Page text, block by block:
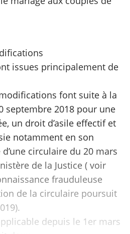
issues principalement de
font suite à la
septembre 2018 pour une
un droit d’asile effectif et
notamment en son
circulaire du 20 mars
de la Justice ( voir
frauduleuse
de la circulaire poursuit
depuis le 1er mars